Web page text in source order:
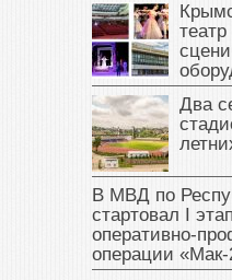
Два
В МВД по
стартовал I этап
операции